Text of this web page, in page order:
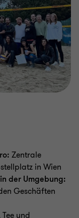
Zentrale
in Wien
der Umgebung:
Geschäften
und